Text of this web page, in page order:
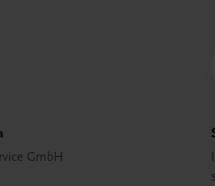
GmbH